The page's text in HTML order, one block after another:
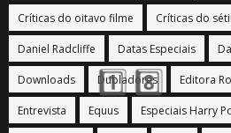
Críticas do oitavo filme Críticas do
Daniel Radcliffe Datas Especiais
Downloads Dubladores Editora
Entrevista Equus Especiais Harry